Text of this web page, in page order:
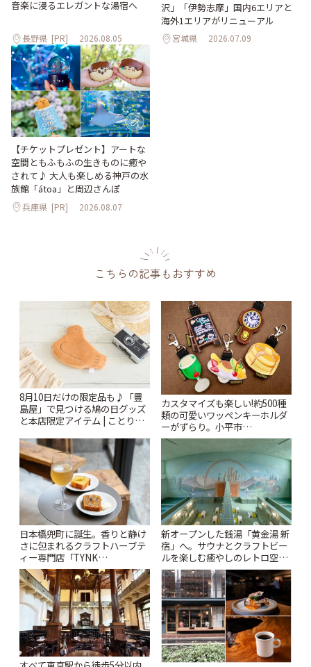
音楽に浸るエレガントな湯宿へ
長野県 [PR] 2026.08.05
沢」「伊勢志摩」国内6エリアと
海外1エリアがリニューアル
宮城県 2026.07.09
【チケットプレゼント】アートな
空間ともふもふの生きものに癒や
されて♪ 大人も楽しめる神戸の水
族館「átoa」と周辺さんぽ
兵庫県 [PR] 2026.08.07
こちらの記事もおすすめ
8月10日だけの限定品も♪「豊
島屋」で見つける鳩の日グッズ
と本店限定アイテム | ことりっ
カスタマイズも楽しい!約500種
類の可愛いワッペンキーホルダ
ーがずらり。小平市
「Kimamaya T&K」 | ことりっ
日本橋兜町に誕生。香りと静け
さに包まれるクラフトハーブテ
ィー専門店「TYNK
Kabutocho」 | ことりっぷ
新オープンした銭湯「黄金湯 新
宿」へ。サウナとクラフトビー
ルを楽しむ癒やしのレトロ空間
| ことりっぷ